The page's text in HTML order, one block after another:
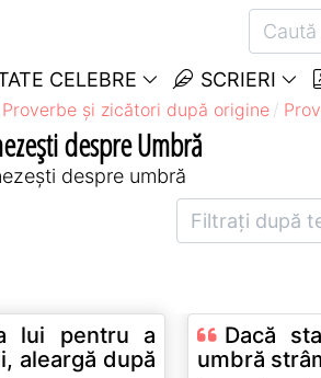
CELEBRE SCRIERI
Proverbe și zicători după origine
despre Umbră
despre umbră
lui pentru a
aleargă după
Dacă
umbră